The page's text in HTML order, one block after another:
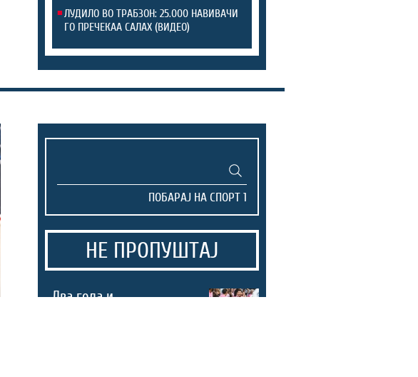
ЛУДИЛО ВО ТРАБЗОН: 25.000 НАВИВАЧИ
ГО ПРЕЧЕКАА САЛАХ (ВИДЕО)
НЕ ПРОПУШТАЈ
Два гола и